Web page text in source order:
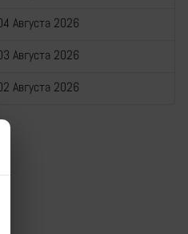
Августа 2026
Августа 2026
Августа 2026